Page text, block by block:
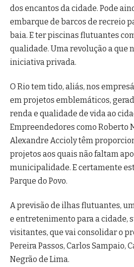
dos encantos da cidade. Pode
embarque de barcos de recreio
baia. E ter piscinas flutuantes
qualidade. Uma revolução a que
iniciativa privada.
O Rio tem tido, aliás, nos
em projetos emblemáticos,
renda e qualidade de vida ao
Empreendedores como Roberto
Alexandre Accioly têm
projetos aos quais não faltam
municipalidade. E certamente
Parque do Povo.
A previsão de ilhas flutuantes,
e entretenimento para a cidade,
visitantes, que vai consolidar o
Pereira Passos, Carlos Sampaio,
Negrão de Lima.